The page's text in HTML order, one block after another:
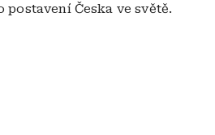
Česka ve světě.